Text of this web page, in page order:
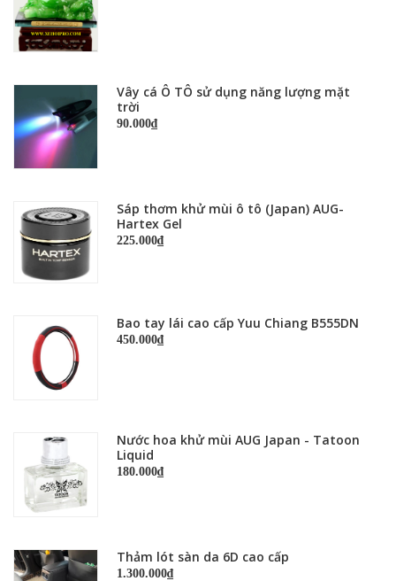
Vây cá Ô TÔ sử dụng năng lượng mặt
trời
90.000₫
Sáp thơm khử mùi ô tô (Japan) AUG-
Hartex Gel
225.000₫
Bao tay lái cao cấp Yuu Chiang B555DN
450.000₫
Nước hoa khử mùi AUG Japan - Tatoon
Liquid
180.000₫
Thảm lót sàn da 6D cao cấp
1.300.000₫